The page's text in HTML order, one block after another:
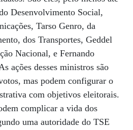
Desenvolvimento Social,
Tarso Genro, da
dos Transportes, Geddel
Nacional, e Fernando
ações desses ministros são
mas podem configurar o
com objetivos eleitorais.
complicar a vida dos
uma autoridade do TSE